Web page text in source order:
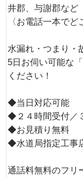
井郡、与謝郡など
〈お電話一本でど
水漏れ・つまり・
5日お伺い可能な
ください！
◆当日対応可能
◆２４時間受付／
◆お見積り無料
◆水道局指定工事
通話料無料のフリ